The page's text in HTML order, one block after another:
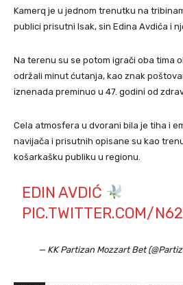
Kamerq je u jednom trenutku na
publici prisutni Isak, sin Edina Avdića i
Na terenu su se potom igrači oba tima
održali minut ćutanja, kao znak
iznenada preminuo u 47. godini od
Cela atmosfera u dvorani bila je tiha i
navijača i prisutnih opisane su kao
košarkašku publiku u regionu.
EDIN AVDIĆ
PIC.TWITTER.COM/
— KK Partizan Mozzart Bet